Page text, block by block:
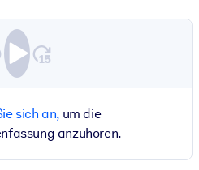
sich an,um die
anzuhören.